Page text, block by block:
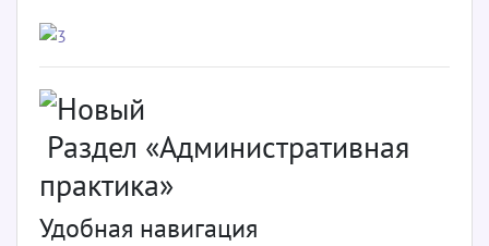
Раздел «Административная
практика»
Удобная навигация